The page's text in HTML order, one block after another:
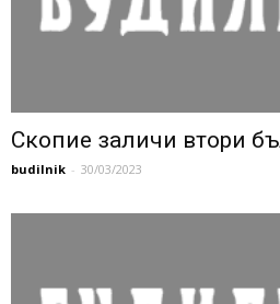
Скопие заличи втори
budilnik - 30/03/2023